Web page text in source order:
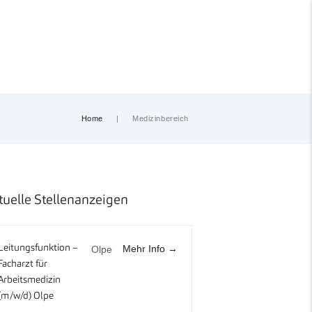
Home Medizinbereich
Stellenanzeigen
–
für
w/d) Olpe
Olpe Mehr Info